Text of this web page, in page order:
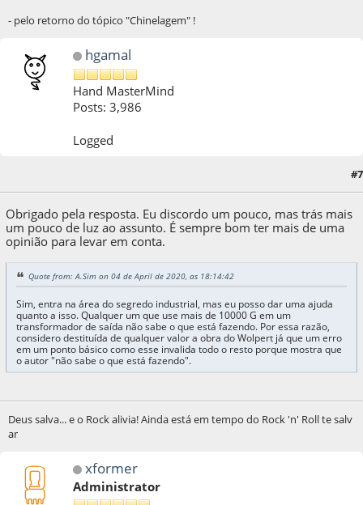
- pelo retorno do tópico "Chinelagem" !
hgamal
Hand MasterMind
Posts: 3,986
Logged
#7
Obrigado pela resposta. Eu discordo um pouco, mas trás mais
um pouco de luz ao assunto. É sempre bom ter mais de uma
opinião para levar em conta.
Quote from: A.Sim on 04 de April de 2020, as 18:14:42
Sim, entra na área do segredo industrial, mas eu posso dar uma ajuda
quanto a isso. Qualquer um que use mais de 10000 G em um
transformador de saída não sabe o que está fazendo. Por essa razão,
considero destituída de qualquer valor a obra do Wolpert já que um erro
em um ponto básico como esse invalida todo o resto porque mostra que
o autor "não sabe o que está fazendo".
Deus salva... e o Rock alivia! Ainda está em tempo do Rock 'n' Roll te salv
ar
xformer
Administrator